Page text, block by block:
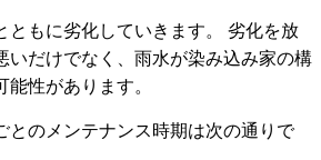
ともに劣化していきます。 劣化を放
いだけでなく、雨水が染み込み家の構
性があります。
とのメンテナンス時期は次の通りで